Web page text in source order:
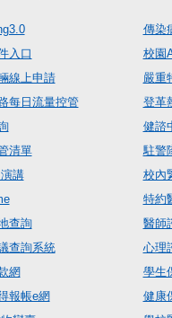
入口
線上申請
每日流量控管
清單
講
查詢
查詢系統
網
報帳e網
傳染
校園
嚴重
登革
健諮
駐警
校內
特約
醫師
心理
學生
健康